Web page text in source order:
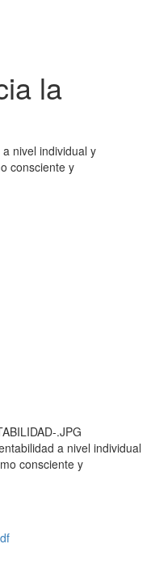
la
nivel individual y
consciente y
a nivel individual
consciente y